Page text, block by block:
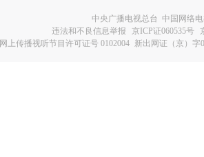
中央广播电视总台 中国网络
违法和不良信息举报
京ICP证060535号
网上传播视听节目许可证号 0102004 新出网证（京）